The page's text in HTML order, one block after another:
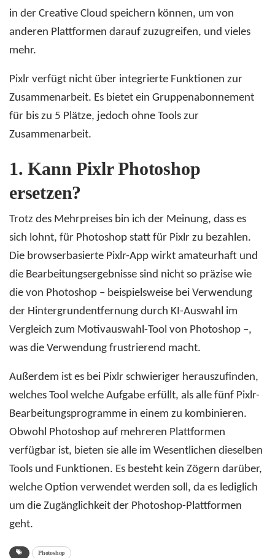
in der Creative Cloud speichern können, um von
anderen Plattformen darauf zuzugreifen, und vieles
mehr.
Pixlr verfügt nicht über integrierte Funktionen zur
Zusammenarbeit. Es bietet ein Gruppenabonnement
für bis zu 5 Plätze, jedoch ohne Tools zur
Zusammenarbeit.
1.Kann Pixlr Photoshop
ersetzen?
Trotz des Mehrpreises bin ich der Meinung, dass es
sich lohnt, für Photoshop statt für Pixlr zu bezahlen.
Die browserbasierte Pixlr-App wirkt amateurhaft und
die Bearbeitungsergebnisse sind nicht so präzise wie
die von Photoshop – beispielsweise bei Verwendung
der Hintergrundentfernung durch KI-Auswahl im
Vergleich zum Motivauswahl-Tool von Photoshop –,
was die Verwendung frustrierend macht.
Außerdem ist es bei Pixlr schwieriger herauszufinden,
welches Tool welche Aufgabe erfüllt, als alle fünf Pixlr-
Bearbeitungsprogramme in einem zu kombinieren.
Obwohl Photoshop auf mehreren Plattformen
verfügbar ist, bieten sie alle im Wesentlichen dieselben
Tools und Funktionen. Es besteht kein Zögern darüber,
welche Option verwendet werden soll, da es lediglich
um die Zugänglichkeit der Photoshop-Plattformen
geht.
Photoshop